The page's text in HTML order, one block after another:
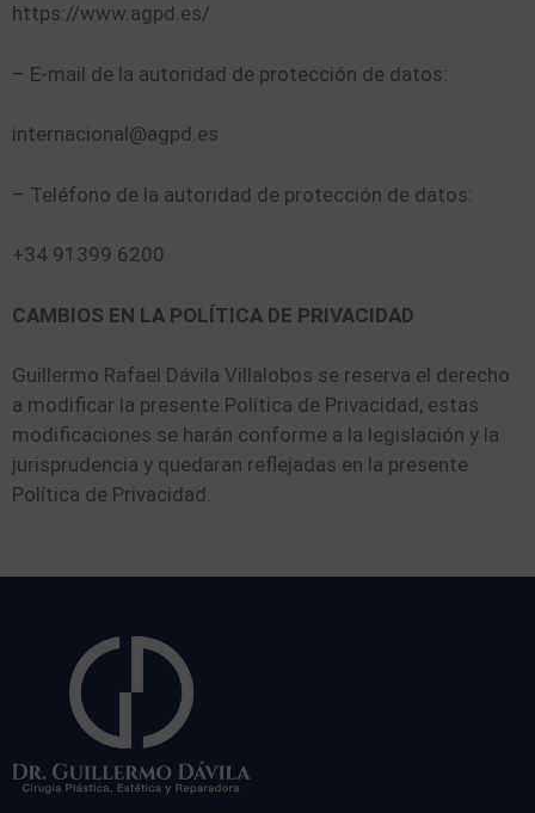
https://www.agpd.es/
– E-mail de la autoridad de protección de datos:
internacional@agpd.es
– Teléfono de la autoridad de protección de datos:
+34 91399 6200
CAMBIOS EN LA POLÍTICA DE PRIVACIDAD
Guillermo Rafael Dávila Villalobos se reserva el derecho
a modificar la presente Política de Privacidad, estas
modificaciones se harán conforme a la legislación y la
jurisprudencia y quedaran reflejadas en la presente
Política de Privacidad.